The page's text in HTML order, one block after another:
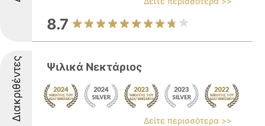
8.7
Διακριθέντες Ψιλικά Νεκτάριος
Δείτε περισσότερα >>